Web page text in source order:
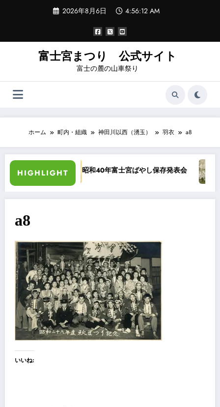
ツ
2026年8月6日 4:56:13 AM
富士宮まつり 公式サイト
富士の麓の山車祭り
ホーム 町内・組織 神田川以西（湧玉） 羽衣 a8
HIGHLIGHT
ラー化 昭和40年富士宮ばやし保存発表会
a8
いいね: